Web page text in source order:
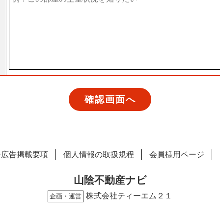
告掲載要項 個人情報の取扱規程 会員様用ページ
山陰不動産ナビ
企画・運営 株式会社ティーエム２１